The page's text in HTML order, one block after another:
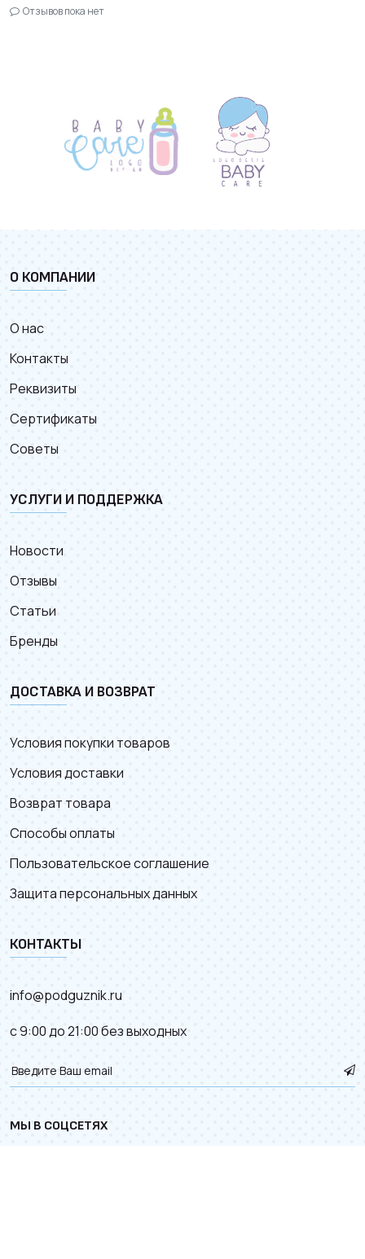
Отзывов пока нет
О КОМПАНИИ
О нас
Контакты
Реквизиты
Сертификаты
Советы
УСЛУГИ И ПОДДЕРЖКА
Новости
Отзывы
Статьи
Бренды
ДОСТАВКА И ВОЗВРАТ
Условия покупки товаров
Условия доставки
Возврат товара
Способы оплаты
Пользовательское соглашение
Защита персональных данных
КОНТАКТЫ
info@podguznik.ru
с 9:00 до 21:00 без выходных
МЫ В СОЦСЕТЯХ